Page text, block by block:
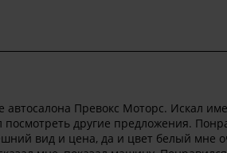
Превокс Моторс. Искал
другие предложения.
вид и цена, да и цвет белый мне